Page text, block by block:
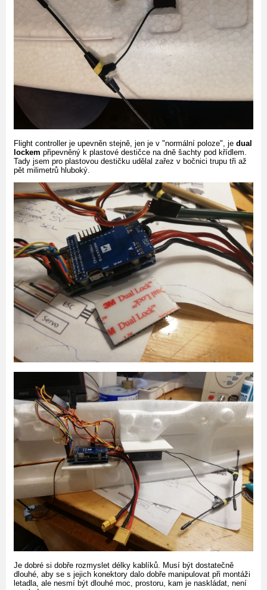
Flight controller je upevněn stejně, jen je v "normální poloze", je dual
lockem připevněný k plastové destičce na dně šachty pod křídlem.
Tady jsem pro plastovou destičku udělal zařez v bočnici trupu tři až
pět milimetrů hluboký.
Je dobré si dobře rozmyslet délky kablíků. Musí být dostatečně
dlouhé, aby se s jejich konektory dalo dobře manipulovat při montáži
letadla, ale nesmí být dlouhé moc, prostoru, kam je naskládat, není